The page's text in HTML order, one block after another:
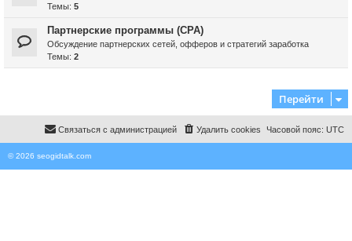
Темы: 5
Партнерские программы (CPA)
Обсуждение партнерских сетей, офферов и стратегий заработка
Темы: 2
Перейти
Часовой пояс: UTC
Удалить cookies
Связаться с администрацией
© 2026 seogidtalk.com